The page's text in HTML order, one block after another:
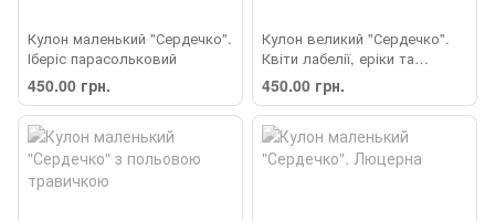
Кулон маленький "Сердечко".
Іберіс парасольковий
450.00 грн.
Кулон великий "Сердечко".
Квіти лабелії, еріки та
чорнобривця
450.00 грн.